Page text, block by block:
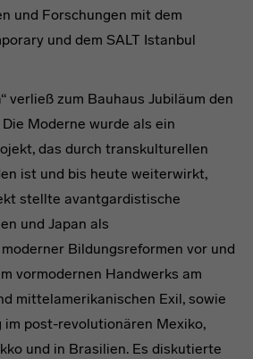
und Forschungen mit dem
und dem SALT Istanbul
verließ zum Bauhaus Jubiläum den
Moderne wurde als ein
das durch transkulturellen
ist und bis heute weiterwirkt,
stellte avantgardistische
und Japan als
Bildungsreformen vor und
vormodernen Handwerks am
mittelamerikanischen Exil, sowie
post-revolutionären Mexiko,
und in Brasilien. Es diskutierte